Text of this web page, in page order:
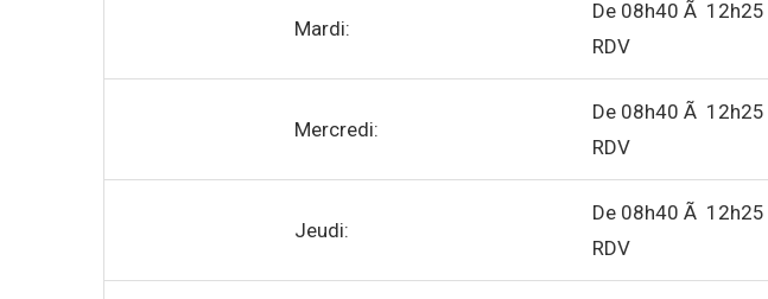
Mardi:
De 08h40 Ã
RDV
Mercredi:
De 08h40 Ã
RDV
Jeudi:
De 08h40 Ã
RDV